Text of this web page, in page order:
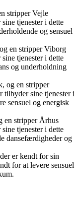
stripper Vejle
tjenester i dette
og sensuel
en stripper Viborg
tjenester i dette
og underholdning
og en stripper
tilbyder sine tjenester i
sensuel og energisk
en stripper Århus
tjenester i dette
dansefærdigheder og
er kendt for sin
for at levere sensuel